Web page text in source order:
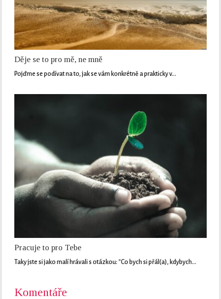
Děje se to pro mě, ne mně
Pojďme se podívat na to, jak se vám konkrétně a prakticky v…
Pracuje to pro Tebe
Taky jste si jako malí hrávali s otázkou: "Co bych si přál(a), kdybych…
Komentáře